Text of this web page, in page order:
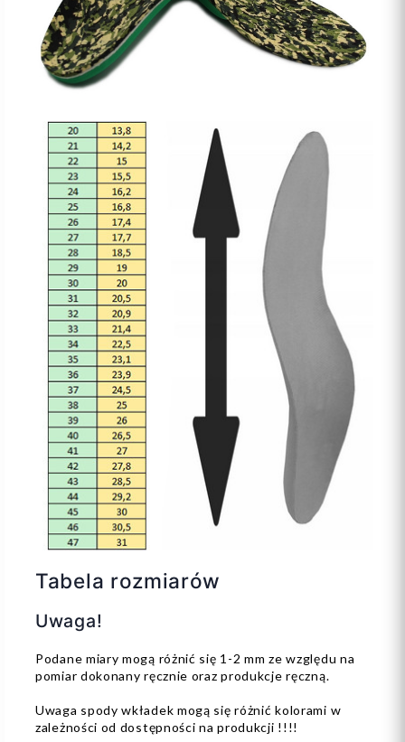
Tabela rozmiarów
Uwaga!
Podane miary mogą różnić się 1-2 mm ze względu na
pomiar dokonany ręcznie oraz produkcje ręczną.
Uwaga spody wkładek mogą się różnić kolorami w
zależności od dostępności na produkcji !!!!